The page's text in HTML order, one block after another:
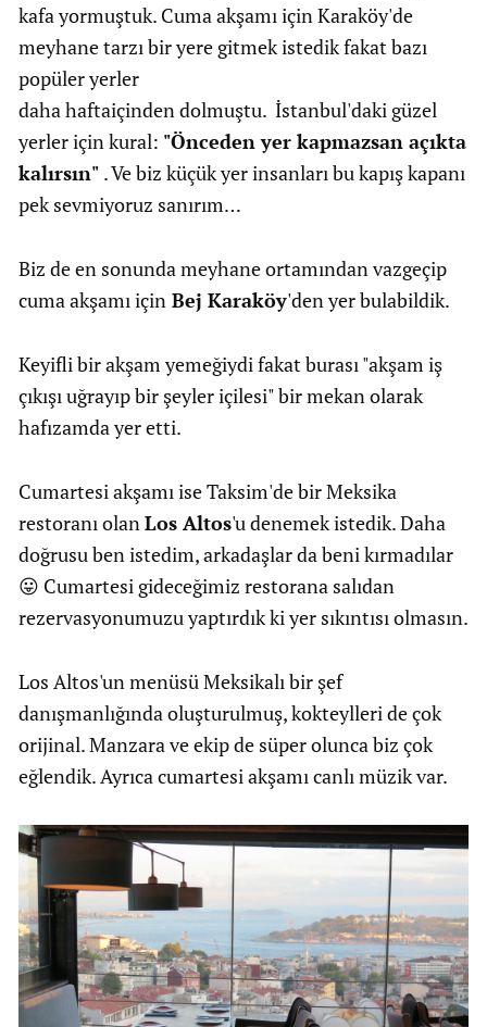
kafa yormuştuk. Cuma akşamı için Karaköy'de
meyhane tarzı bir yere gitmek istedik fakat bazı
popüler yerler
daha haftaiçinden dolmuştu. İstanbul'daki güzel
yerler için kural: "Önceden yer kapmazsan açıkta
kalırsın" . Ve biz küçük yer insanları bu kapış kapanı
pek sevmiyoruz sanırım…
Biz de en sonunda meyhane ortamından vazgeçip
cuma akşamı için Bej Karaköy'den yer bulabildik.
Keyifli bir akşam yemeğiydi fakat burası "akşam iş
çıkışı uğrayıp bir şeyler içilesi" bir mekan olarak
hafızamda yer etti.
Cumartesi akşamı ise Taksim'de bir Meksika
restoranı olanLos Altos'u denemek istedik. Daha
doğrusu ben istedim, arkadaşlar da beni kırmadılar
😛 Cumartesi gideceğimiz restorana salıdan
rezervasyonumuzu yaptırdık ki yer sıkıntısı olmasın.
Los Altos'un menüsü Meksikalı bir şef
danışmanlığında oluşturulmuş, kokteylleri de çok
orijinal. Manzara ve ekip de süper olunca biz çok
eğlendik. Ayrıca cumartesi akşamı canlı müzik var.